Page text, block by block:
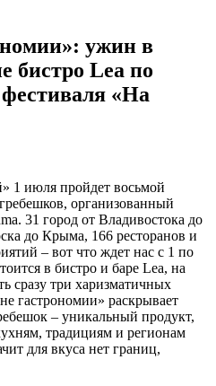
ужин в
бистро Lea по
«На
1 июля пройдет восьмой
организованный
31 город от Владивостока до
до Крыма, 166 ресторанов и
– вот что ждет нас с 1 по
в бистро и баре Lea, на
сразу три харизматичных
гастрономии» раскрывает
– уникальный продукт,
традициям и регионам
для вкуса нет границ,